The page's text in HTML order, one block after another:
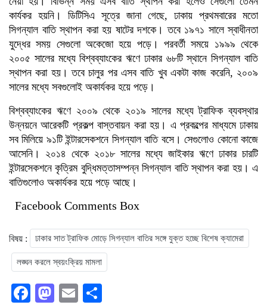
কার্যকর হয়নি। ডিটিসিএ সূত্রে জানা গেছে, ঢাকায় প্রথমবারের মতো
সিগন্যাল বাতি স্থাপন করা হয় ষাটের দশকে। তবে ১৯৭১ সালে স্বাধীনতা
যুদ্ধের সময় সেগুলো অকেজো হয়ে পড়ে। পরবর্তী সময়ে ১৯৯৯ থেকে
২০০৫ সালের মধ্যে বিশ্বব্যাংকের ঋণে ঢাকার ৬৮টি স্থানে সিগন্যাল বাতি
স্থাপন করা হয়। তবে চালুর পর এসব বাতি খুব একটা কাজ করেনি, ২০০৯
সালের মধ্যে সবগুলোই অকার্যকর হয়ে পড়ে।
বিশ্বব্যাংকের ঋণে ২০০৯ থেকে ২০১৯ সালের মধ্যে ট্রাফিক ব্যবস্থার
উন্নয়নে আরেকটি প্রকল্প বাস্তবায়ন করা হয়। এ প্রকল্পের মাধ্যমে ঢাকায়
সব মিলিয়ে ৯১টি ইন্টারসেকশনে সিগন্যাল বাতি বসে। সেগুলোও কোনো কাজে
আসেনি। ২০১৪ থেকে ২০১৮ সালের মধ্যে জাইকার ঋণে ঢাকার চারটি
ইন্টারসেকশনে কৃত্রিম বুদ্ধিমত্তাসম্পন্ন সিগন্যাল বাতি স্থাপন করা হয়। এ
বাতিগুলোও অকার্যকর হয়ে পড়ে আছে।
Facebook Comments Box
বিষয় : ঢাকার সাত ট্রাফিক মোড়ে সিগন্যাল বাতির সঙ্গে যুক্ত হচ্ছে বিশেষ ক্যামেরা
লঙ্ঘন করলে স্বয়ংক্রিয় মামলা
Facebook
Mastodon
Email